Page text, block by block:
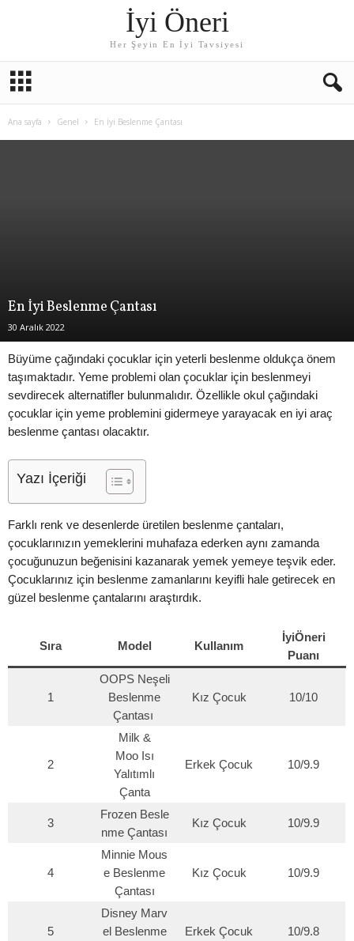
İyi Öneri
Her Şeyin En İyi Tavsiyesi
Ana sayfa Genel En İyi Beslenme Çantası
En İyi Beslenme Çantası
30 Aralık 2022
Büyüme çağındaki çocuklar için yeterli beslenme oldukça önem
taşımaktadır. Yeme problemi olan çocuklar için beslenmeyi
sevdirecek alternatifler bulunmalıdır. Özellikle okul çağındaki
çocuklar için yeme problemini gidermeye yarayacak en iyi araç
beslenme çantası olacaktır.
Yazı İçeriği
Farklı renk ve desenlerde üretilen beslenme çantaları,
çocuklarınızın yemeklerini muhafaza ederken aynı zamanda
çocuğunuzun beğenisini kazanarak yemek yemeye teşvik eder.
Çocuklarınız için beslenme zamanlarını keyifli hale getirecek en
güzel beslenme çantalarını araştırdık.
Sıra Model Kullanım
İyiÖneri
Puanı
1
OOPS Neşeli
Beslenme
Çantası
Kız Çocuk 10/10
2
Milk &
Moo Isı
Yalıtımlı
Çanta
Erkek Çocuk 10/9.9
3
Frozen Besle
nme Çantası
Kız Çocuk 10/9.9
4
Minnie Mous
e Beslenme
Çantası
Kız Çocuk 10/9.9
5
Disney Marv
el Beslenme
Erkek Çocuk 10/9.8